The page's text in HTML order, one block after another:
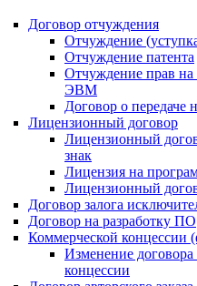
Договор отчуждения
Отчуждение
Отчуждение патента
Отчуждение прав на
ЭВМ
Договор о передаче
Лицензионный договор
Лицензионный
знак
Лицензия на
Лицензионный
Договор залога
Договор на разработку ПО
Коммерческой концессии
Изменение договора
концессии